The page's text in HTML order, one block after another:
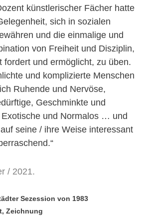
künstlerischer Fächer hatte
sich in sozialen
und die einmalige und
von Freiheit und Disziplin,
fordert und ermöglicht, zu üben.
und komplizierte Menschen
Ruhende und Nervöse,
Geschminkte und
und Normalos … und
seine / ihre Weise interessant
/ 2021.
Sezession von 1983
Zeichnung